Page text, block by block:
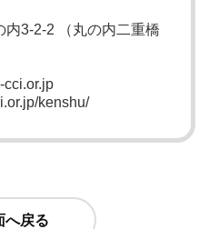
内3-2-2 （丸の内二重橋
cci.or.jp
kenshu/
へ戻る